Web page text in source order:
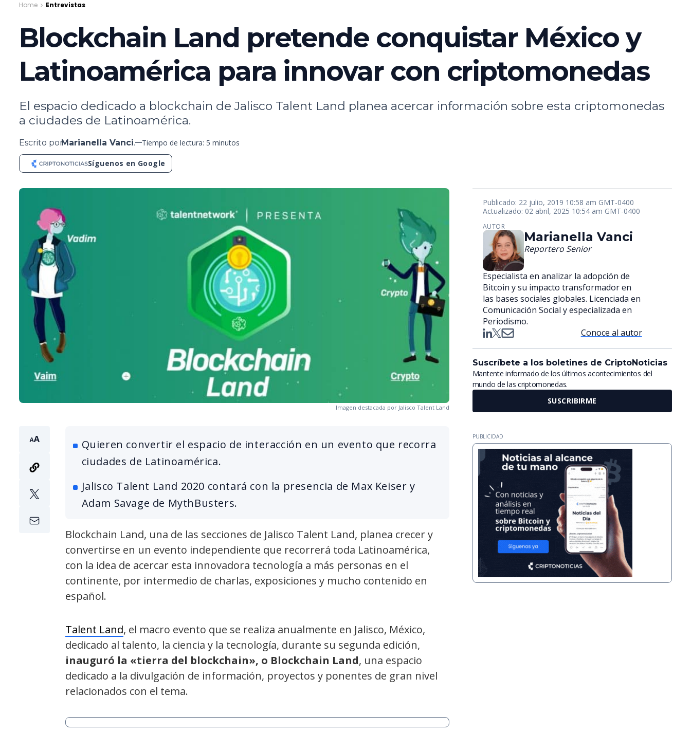
Home Entrevistas
Blockchain Land pretende conquistar México y
Latinoamérica para innovar con criptomonedas
El espacio dedicado a blockchain de Jalisco Talent Land planea acercar información sobre esta criptomonedas
a ciudades de Latinoamérica.
Escrito porMarianella Vanci. Tiempo de lectura: 5 minutos
Síguenos en Google
Imagen destacada por Jalisco Talent Land
Quieren convertir el espacio de interacción en un evento que recorra
ciudades de Latinoamérica.
Jalisco Talent Land 2020 contará con la presencia de Max Keiser y
Adam Savage de MythBusters.
Blockchain Land, una de las secciones de Jalisco Talent Land, planea crecer y
convertirse en un evento independiente que recorrerá toda Latinoamérica,
con la idea de acercar esta innovadora tecnología a más personas en el
continente, por intermedio de charlas, exposiciones y mucho contenido en
español.
Talent Land, el macro evento que se realiza anualmente en Jalisco, México,
dedicado al talento, la ciencia y la tecnología, durante su segunda edición,
inauguró la «tierra del blockchain», o Blockchain Land, una espacio
dedicado a la divulgación de información, proyectos y ponentes de gran nivel
relacionados con el tema.
Publicado: 22 julio, 2019 10:58 am GMT-0400
Actualizado: 02 abril, 2025 10:54 am GMT-0400
AUTOR
Marianella Vanci
Reportero Senior
Especialista en analizar la adopción de
Bitcoin y su impacto transformador en
las bases sociales globales. Licenciada en
Comunicación Social y especializada en
Periodismo.
Conoce al autor
Suscríbete a los boletines de CriptoNoticias
Mantente informado de los últimos acontecimientos del
mundo de las criptomonedas.
SUSCRIBIRME
PUBLICIDAD